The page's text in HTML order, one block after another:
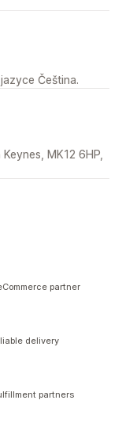
Čeština.
MK12 6HP,
partner
delivery
partners